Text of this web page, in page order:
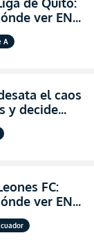
ver EN
la LigaPro
A
el caos
y decide
técnica
FC:
ver EN
final de la